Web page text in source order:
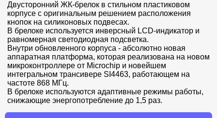
Двусторонний ЖК-брелок в стильном пластиковом
корпусе с оригинальным решением расположения
кнопок на силиконовых подвесах.
В брелоке используется инверсный LCD-индикатор и
равномерная светодиодная подсветка.
Внутри обновленного корпуса - абсолютно новая
аппаратная платформа, которая реализована на новом
микроконтроллере от Microchip и новейшем
интегральном трансивере SI4463, работающем на
частоте 868 МГц.
В брелоке используются адаптивные режимы работы,
снижающие энергопотребление до 1,5 раз.